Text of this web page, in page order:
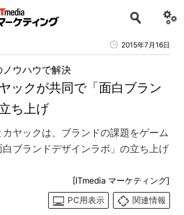
2015年7月16日
ックが共同で「面白ブラン
ち上げ
ウハウで解決
ヤックは、ブランドの課題をゲーム
ブランドデザインラボ」の立ち上げ
[ITmedia マーケティング]
PC用表示
関連情報